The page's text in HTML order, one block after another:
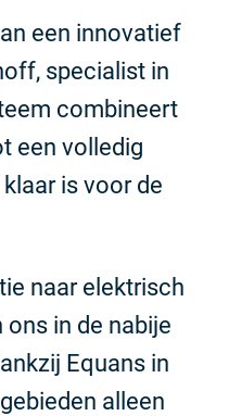
een innovatief
specialist in
combineert
een volledig
is voor de
naar elektrisch
ons in de nabije
Equans in
alleen